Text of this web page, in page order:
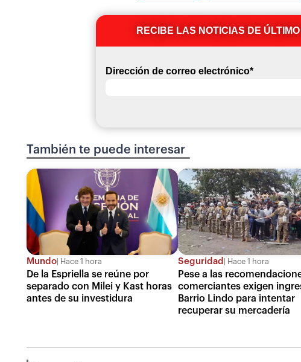
RECIBE LAS NOTICIAS DE
Dirección de correo electrónico*
También te puede interesar
Mundo Hace 1 hora
De la Espriella se reúne por
separado con Milei y Kast horas
antes de su investidura
Seguridad Hace 1 hora
Pese a las
comerciantes exigen
Barrio Lindo para intentar
recuperar su mercadería